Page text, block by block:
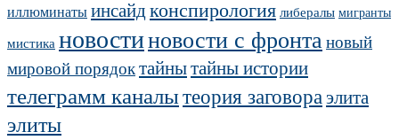
иллюминатыинсайдконспирология либералы мигранты
мистика новостиновости с фронтановый
мировой порядоктайнытайны истории
телеграмм каналытеория заговораэлита
элиты